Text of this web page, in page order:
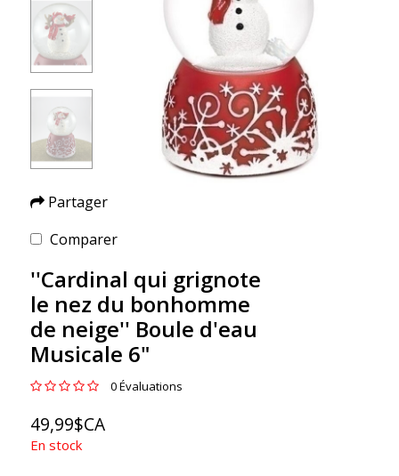
Partager
Comparer
''Cardinal qui grignote
le nez du bonhomme
de neige'' Boule d'eau
Musicale 6"
0 Évaluations
49,99$CA
En stock